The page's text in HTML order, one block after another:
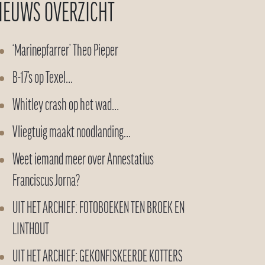
OVERZICHT
‘Marinepfarrer’ Theo Pieper
B-17’s op Texel…
Whitley crash op het wad…
Vliegtuig maakt noodlanding…
Weet iemand meer over Annestatius
Franciscus Jorna?
UIT HET ARCHIEF: FOTOBOEKEN TEN BROEK EN
LINTHOUT
UIT HET ARCHIEF: GEKONFISKEERDE KOTTERS